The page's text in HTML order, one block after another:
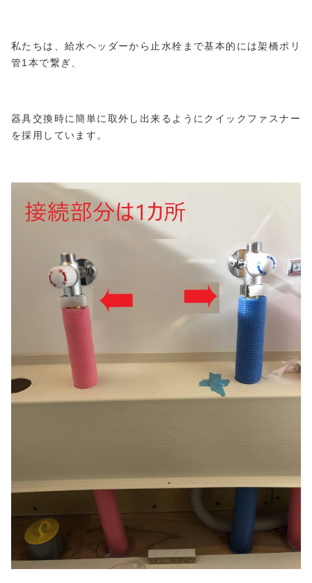
私たちは、給水ヘッダーから止水栓まで基本的には架橋ポリ
管1本で繋ぎ、
器具交換時に簡単に取外し出来るようにクイックファスナー
を採用しています。